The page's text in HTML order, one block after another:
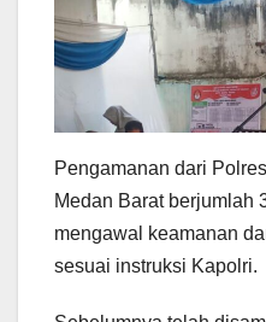
Pengamanan dari
Medan Barat berjumlah
mengawal keamanan
sesuai instruksi Kapolri.